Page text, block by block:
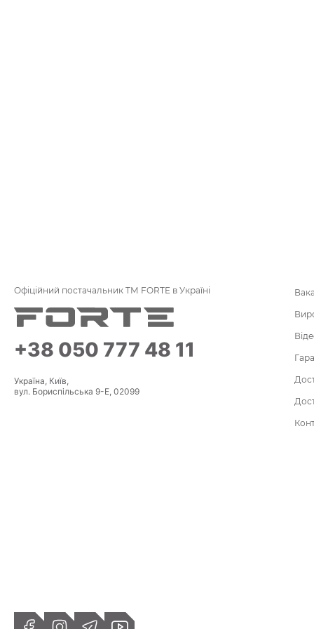
Офіційний постачальник ТМ FORTE в Україні
+38 050 777 48 11
Україна, Київ,
вул. Бориспільська 9-Е, 02099